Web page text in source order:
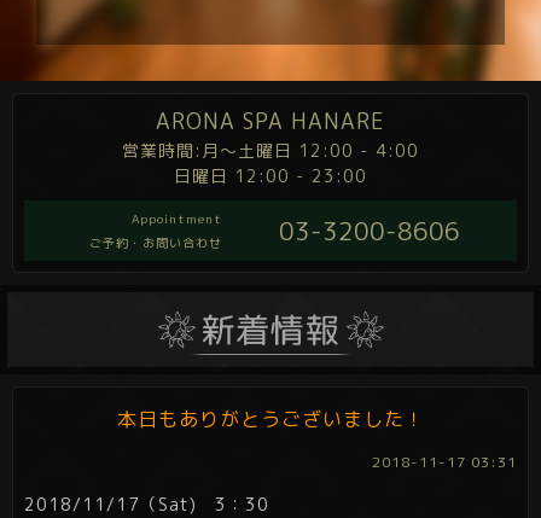
ARONA SPA HANARE
営業時間:月～土曜日 12:00 - 4:00
日曜日 12:00 - 23:00
Appointment
ご予約・お問い合わせ
03-3200-8606
本日もありがとうございました！
2018-11-17 03:31
2018/11/17（Sat) 3：30